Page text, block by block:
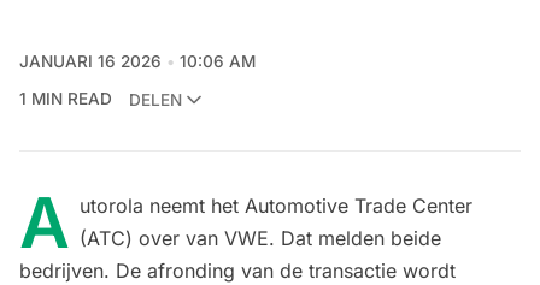
JANUARI 16 2026
10:06 AM
1 MIN READ
DELEN
A utorola neemt het Automotive Trade Center
(ATC) over van VWE. Dat melden beide
bedrijven. De afronding van de transactie wordt